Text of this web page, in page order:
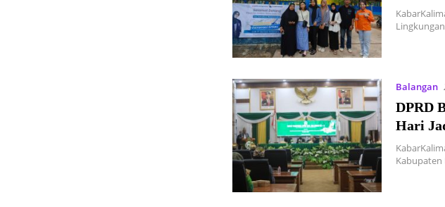
Balangan
DPRD
Hari